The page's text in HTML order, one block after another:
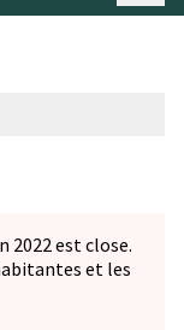
2022 est close.
et les